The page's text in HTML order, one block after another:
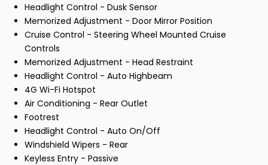
Headlight Control - Dusk Sensor
Memorized Adjustment - Door Mirror Position
Cruise Control - Steering Wheel Mounted Cruise
Controls
Memorized Adjustment - Head Restraint
Headlight Control - Auto Highbeam
4G Wi-Fi Hotspot
Air Conditioning - Rear Outlet
Footrest
Headlight Control - Auto On/Off
Windshield Wipers - Rear
Keyless Entry - Passive